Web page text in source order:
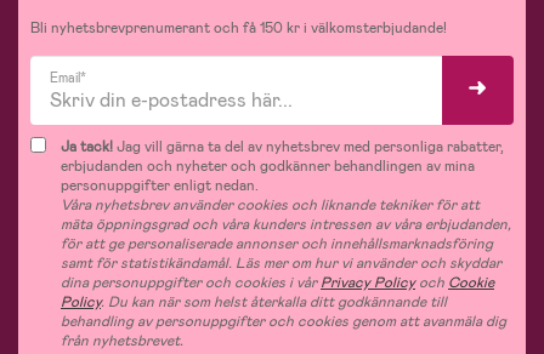
Bli nyhetsbrevprenumerant och få 150 kr i välkomsterbjudande!
Email*
Ja tack!Jag vill gärna ta del av nyhetsbrev med personliga rabatter,
erbjudanden och nyheter och godkänner behandlingen av mina
personuppgifter enligt nedan.
Våra nyhetsbrev använder cookies och liknande tekniker för att
mäta öppningsgrad och våra kunders intressen av våra erbjudanden,
för att ge personaliserade annonser och innehållsmarknadsföring
samt för statistikändamål. Läs mer om hur vi använder och skyddar
dina personuppgifter och cookies i vårPrivacy Policyoch Cookie
Policy. Du kan när som helst återkalla ditt godkännande till
behandling av personuppgifter och cookies genom att avanmäla dig
från nyhetsbrevet.